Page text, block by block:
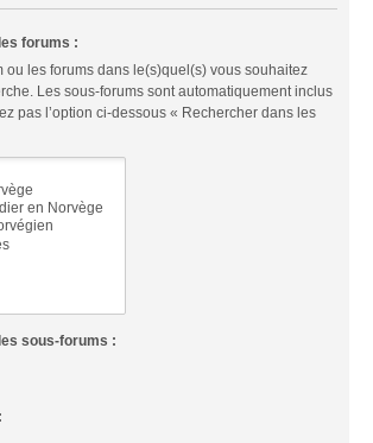
forums :
ou les forums dans le(s)quel(s) vous souhaitez
Les sous-forums sont automatiquement inclus
pas l’option ci-dessous « Rechercher dans les
sous-forums :